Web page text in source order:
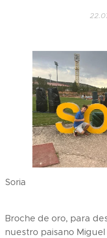
Soria
Broche de oro, para
nuestro paisano